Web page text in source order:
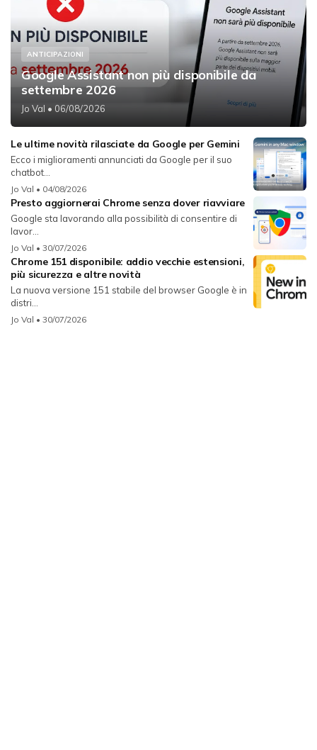
ANTICIPAZIONI
Google Assistant non più disponibile da
settembre 2026
Jo Val • 06/08/2026
Le ultime novità rilasciate da Google per Gemini
Ecco i miglioramenti annunciati da Google per il suo
chatbot...
Jo Val • 04/08/2026
Presto aggiornerai Chrome senza dover riavviare
Google sta lavorando alla possibilità di consentire di
lavor...
Jo Val • 30/07/2026
Chrome 151 disponibile: addio vecchie estensioni,
più sicurezza e altre novità
La nuova versione 151 stabile del browser Google è in
distri...
Jo Val • 30/07/2026